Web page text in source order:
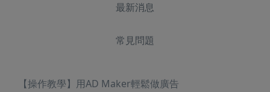
最新消息
常見問題
【操作教學】用AD Maker輕鬆做廣告